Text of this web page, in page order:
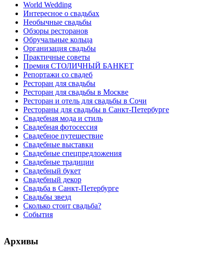
World Wedding
Интересное о свадьбах
Необычные свадьбы
Обзоры ресторанов
Обручальные кольца
Организация свадьбы
Практичные советы
Премия СТОЛИЧНЫЙ БАНКЕТ
Репортажи со свадеб
Ресторан для свадьбы
Ресторан для свадьбы в Москве
Ресторан и отель для свадьбы в Сочи
Рестораны для свадьбы в Санкт-Петербурге
Свадебная мода и стиль
Свадебная фотосессия
Свадебное путешествие
Свадебные выставки
Свадебные спецпредложения
Свадебные традиции
Свадебный букет
Свадебный декор
Свадьба в Санкт-Петербурге
Свадьбы звезд
Сколько стоит свадьба?
События
Архивы